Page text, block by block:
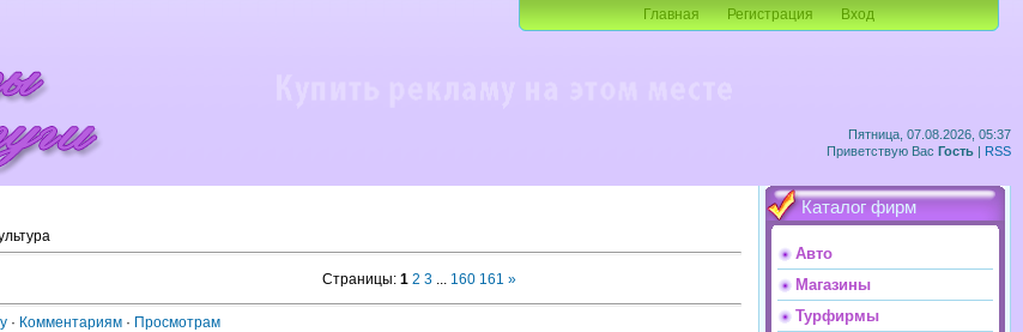
Пятница, 07.08.2026, 05:37
Приветствую Вас Гость | RSS
Главная Регистрация Вход
Страницы: 1 2 3 160 161 »
· Комментариям · Просмотрам
Каталог фирм
Авто
Магазины
Турфирмы